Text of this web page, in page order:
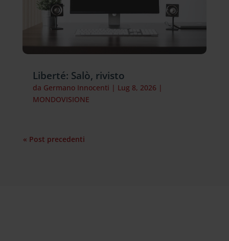
Liberté: Salò, rivisto
da Germano Innocenti | Lug 8, 2026 |
MONDOVISIONE
« Post precedenti